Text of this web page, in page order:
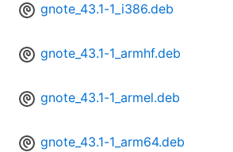
gnote_43.1-1_i386.deb
gnote_43.1-1_armhf.deb
gnote_43.1-1_armel.deb
gnote_43.1-1_arm64.deb